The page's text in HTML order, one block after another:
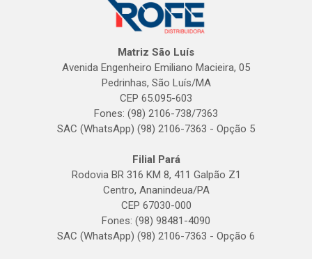
Matriz São Luís
Avenida Engenheiro Emiliano Macieira, 05
Pedrinhas, São Luís/MA
CEP 65.095-603
Fones: (98) 2106-738/7363
SAC (WhatsApp) (98) 2106-7363 - Opção 5
Filial Pará
Rodovia BR 316 KM 8, 411 Galpão Z1
Centro, Ananindeua/PA
CEP 67030-000
Fones: (98) 98481-4090
SAC (WhatsApp) (98) 2106-7363 - Opção 6